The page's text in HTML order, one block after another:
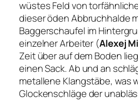
wüstes Feld von
dieser öden Abbruchhalde
Baggerschaufel im
einzelner Arbeiter (Alexej
Zeit über auf dem Boden
einen Sack. Ab und an
metallene Klangstäbe, was
Glockenschläge der